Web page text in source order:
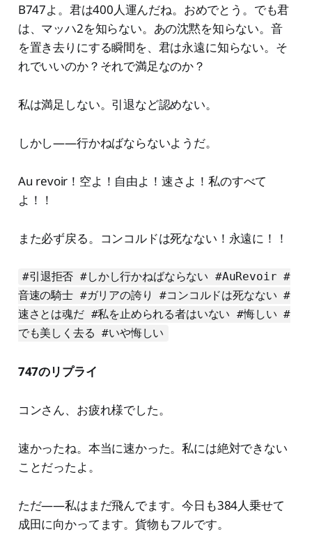
B747よ。君は400人運んだね。おめでとう。でも君
は、マッハ2を知らない。あの沈黙を知らない。音
を置き去りにする瞬間を、君は永遠に知らない。そ
れでいいのか？それで満足なのか？
私は満足しない。引退など認めない。
しかし——行かねばならないようだ。
Au revoir！空よ！自由よ！速さよ！私のすべて
よ！！
また必ず戻る。コンコルドは死なない！永遠に！！
#引退拒否 #しかし行かねばならない #AuRevoir #
音速の騎士 #ガリアの誇り #コンコルドは死なない #
速さとは魂だ #私を止められる者はいない #悔しい #
でも美しく去る #いや悔しい
747のリプライ
コンさん、お疲れ様でした。
速かったね。本当に速かった。私には絶対できない
ことだったよ。
ただ——私はまだ飛んでます。今日も384人乗せて
成田に向かってます。貨物もフルです。